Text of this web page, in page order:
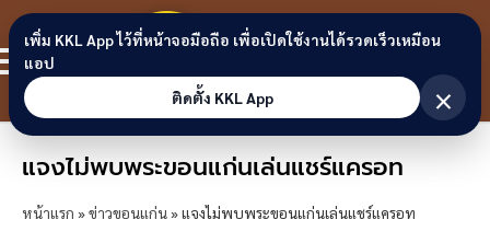
Skip to content
ขอนแก่น
ลิงก์
แจงไม่พบพระขอนแก่นเล่นแชร์แครอท
หน้าแรก »ข่าวขอนแก่น»แจงไม่พบพระขอนแก่นเล่นแชร์แครอท
เพิ่ม KKL App ไว้ที่หน้าจอมือถือ เพื่อเปิดใช้งานได้รวดเร็วเหมือน
แอป
ติดตั้ง KKL App
×